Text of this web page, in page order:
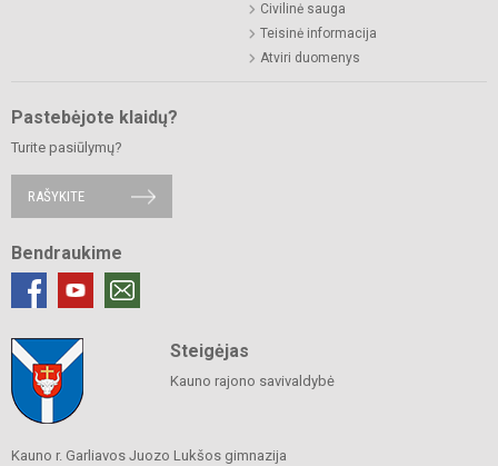
Civilinė sauga
Teisinė informacija
Atviri duomenys
Pastebėjote klaidų?
Turite pasiūlymų?
RAŠYKITE
Bendraukime
Steigėjas
Kauno rajono savivaldybė
Kauno r. Garliavos Juozo Lukšos gimnazija